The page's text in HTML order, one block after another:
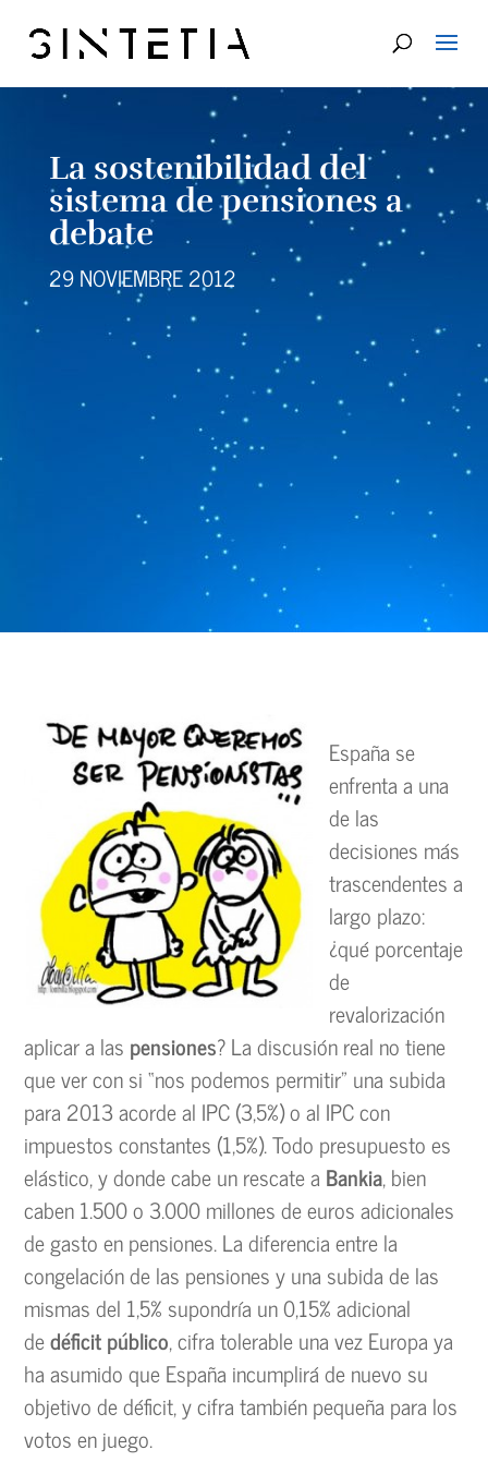
La sostenibilidad del
sistema de pensiones a
debate
29 NOVIEMBRE 2012
España se
enfrenta a una
de las
decisiones más
trascendentes a
largo plazo:
¿qué porcentaje
de
revalorización
aplicar a las pensiones? La discusión real no tiene
que ver con si “nos podemos permitir” una subida
para 2013 acorde al IPC (3,5%) o al IPC con
impuestos constantes (1,5%). Todo presupuesto es
elástico, y donde cabe un rescate a Bankia, bien
caben 1.500 o 3.000 millones de euros adicionales
de gasto en pensiones. La diferencia entre la
congelación de las pensiones y una subida de las
mismas del 1,5% supondría un 0,15% adicional
dedéficit público, cifra tolerable una vez Europa ya
ha asumido que España incumplirá de nuevo su
objetivo de déficit, y cifra también pequeña para los
votos en juego.